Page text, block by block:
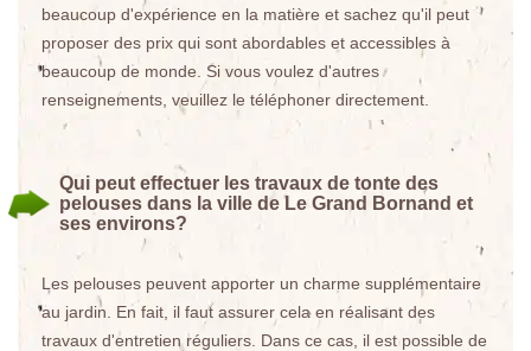
beaucoup d'expérience en la matière et sachez qu'il peut
proposer des prix qui sont abordables et accessibles à
beaucoup de monde. Si vous voulez d'autres
renseignements, veuillez le téléphoner directement.
Qui peut effectuer les travaux de tonte des
pelouses dans la ville de Le Grand Bornand et
ses environs?
Les pelouses peuvent apporter un charme supplémentaire
au jardin. En fait, il faut assurer cela en réalisant des
travaux d'entretien réguliers. Dans ce cas, il est possible de